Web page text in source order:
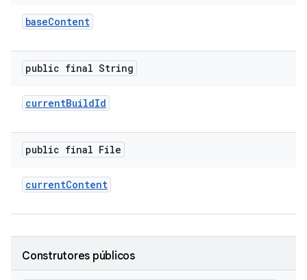
baseContent
public final String
currentBuildId
public final File
currentContent
Construtores públicos